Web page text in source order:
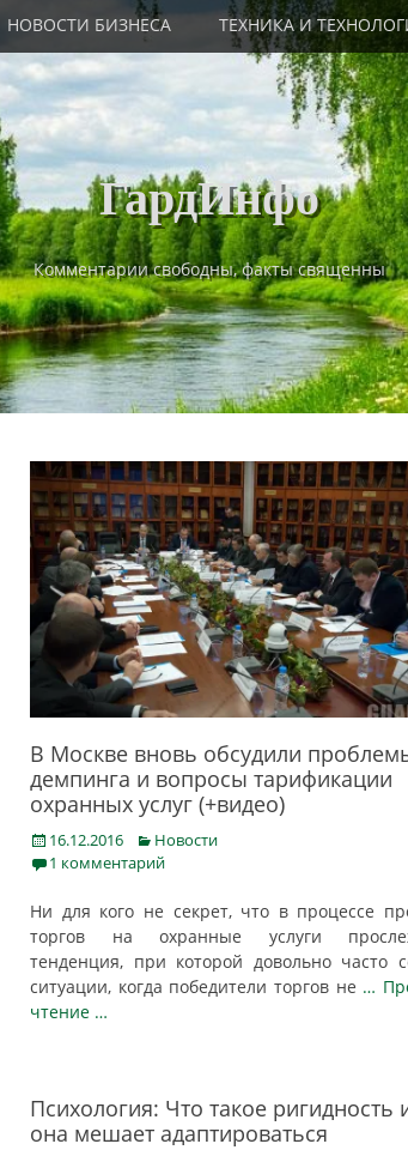
НОВОСТИ БИЗНЕСА ТЕХНИКА И
ГардИнфо
Комментарии свободны, факты священны
В Москве вновь обсудили
демпинга и вопросы тарификации
охранных услуг (+видео)
Posted
on
16.12.2016 Categories
Новости
1 комментарий
Ни для кого не секрет, что в процессе
торгов на охранные услуги
тенденция, при которой довольно часто
ситуации, когда победители торгов не …
чтение …
Психология: Что такое ригидность
она мешает адаптироваться